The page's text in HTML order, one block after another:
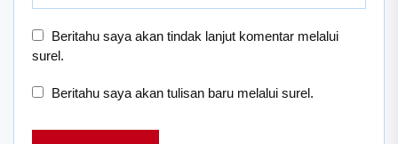
Beritahu saya akan tindak lanjut komentar melalui
surel.
Beritahu saya akan tulisan baru melalui surel.